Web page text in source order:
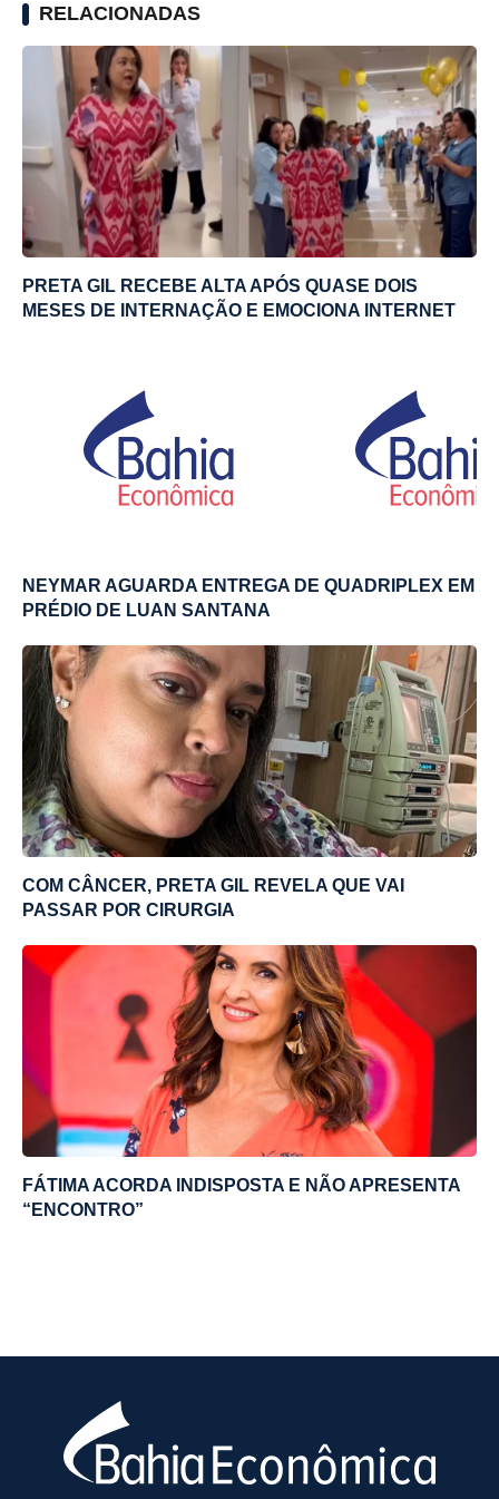
RELACIONADAS
PRETA GIL RECEBE ALTA APÓS QUASE DOIS
MESES DE INTERNAÇÃO E EMOCIONA INTERNET
NEYMAR AGUARDA ENTREGA DE QUADRIPLEX EM
PRÉDIO DE LUAN SANTANA
COM CÂNCER, PRETA GIL REVELA QUE VAI
PASSAR POR CIRURGIA
FÁTIMA ACORDA INDISPOSTA E NÃO APRESENTA
“ENCONTRO”